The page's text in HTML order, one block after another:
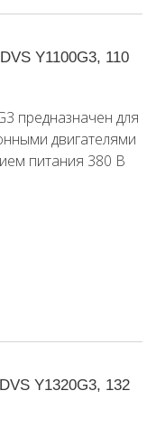
Y1100G3, 110
предназначен для
двигателями
питания 380 В
Y1320G3, 132